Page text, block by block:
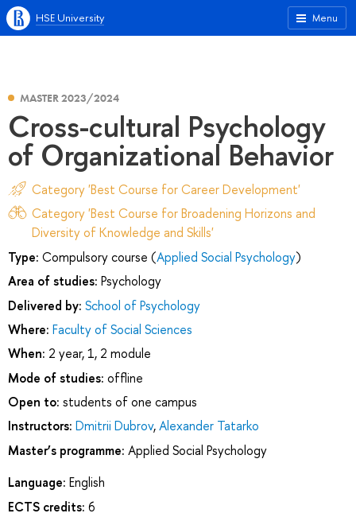
Menu
HSE University
MASTER 2023/2024
Cross-cultural Psychology
of Organizational Behavior
Category 'Best Course for Career Development'
Category 'Best Course for Broadening Horizons and
Diversity of Knowledge and Skills'
Type: Compulsory course (Applied Social Psychology)
Area of studies: Psychology
Delivered by: School of Psychology
Where: Faculty of Social Sciences
When: 2 year, 1, 2 module
Mode of studies: offline
Open to: students of one campus
Instructors: Dmitrii Dubrov,Alexander Tatarko
Master’s programme: Applied Social Psychology
Language: English
ECTS credits: 6